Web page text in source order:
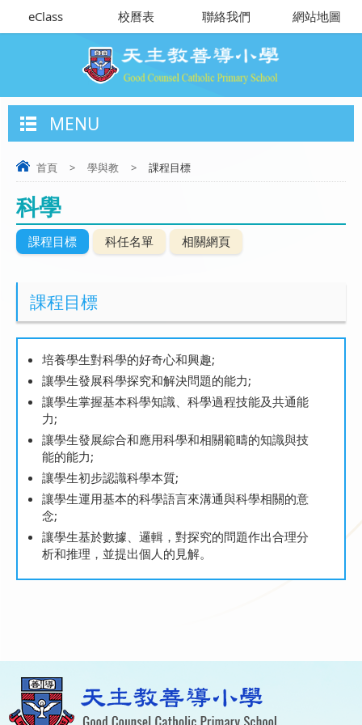
eClass 校曆表 聯絡我們 網站地圖
MENU
首頁 > 學與教 > 課程目標
科學
課程目標 科任名單 相關網頁
課程目標
培養學生對科學的好奇心和興趣;
讓學生發展科學探究和解決問題的能力;
讓學生掌握基本科學知識、科學過程技能及共通能
力;
讓學生發展綜合和應用科學和相關範疇的知識與技
能的能力;
讓學生初步認識科學本質;
讓學生運用基本的科學語言來溝通與科學相關的意
念;
讓學生基於數據、邏輯，對探究的問題作出合理分
析和推理，並提出個人的見解。